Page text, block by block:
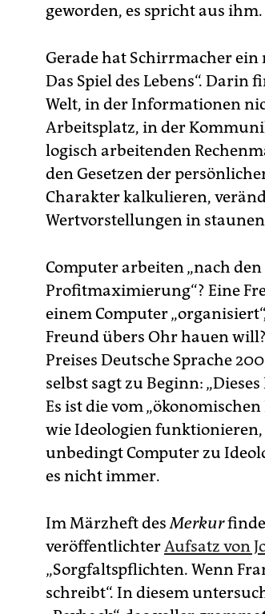
geworden, es spricht aus ihm.
Gerade hat Schirrmacher ein
Das Spiel des Lebens“. Darin
Welt, in der Informationen
Arbeitsplatz, in der
logisch arbeitenden
den Gesetzen der
Charakter kalkulieren,
Wertvorstellungen in
Computer arbeiten „nach
Profitmaximierung“? Eine
einem Computer
Freund übers Ohr hauen
Preises Deutsche Sprache
selbst sagt zu Beginn:
Es ist die vom
wie Ideologien
unbedingt Computer zu
es nicht immer.
Im Märzheft desMerkur
veröffentlichterAufsatz von
„Sorgfaltspflichten. Wenn
schreibt“. In diesem